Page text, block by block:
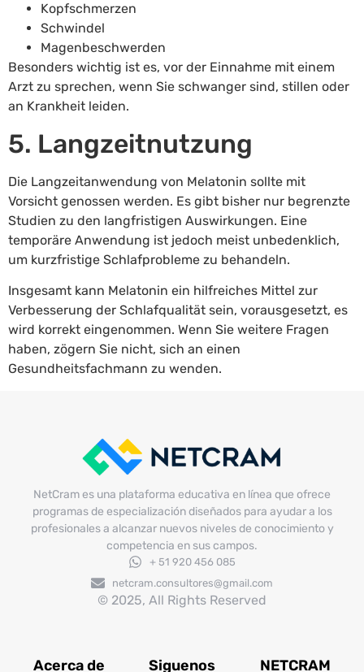
Kopfschmerzen
Schwindel
Magenbeschwerden
Besonders wichtig ist es, vor der Einnahme mit einem
Arzt zu sprechen, wenn Sie schwanger sind, stillen oder
an Krankheit leiden.
5. Langzeitnutzung
Die Langzeitanwendung von Melatonin sollte mit
Vorsicht genossen werden. Es gibt bisher nur begrenzte
Studien zu den langfristigen Auswirkungen. Eine
temporäre Anwendung ist jedoch meist unbedenklich,
um kurzfristige Schlafprobleme zu behandeln.
Insgesamt kann Melatonin ein hilfreiches Mittel zur
Verbesserung der Schlafqualität sein, vorausgesetzt, es
wird korrekt eingenommen. Wenn Sie weitere Fragen
haben, zögern Sie nicht, sich an einen
Gesundheitsfachmann zu wenden.
NetCram es una plataforma educativa en línea que ofrece
programas de especialización diseñados para ayudar a los
profesionales a alcanzar nuevos niveles de conocimiento y
competencia en sus campos.
+ 51 920 456 085
netcram.consultores@gmail.com
© 2025, All Rights Reserved
Acerca de Siguenos NETCRAM